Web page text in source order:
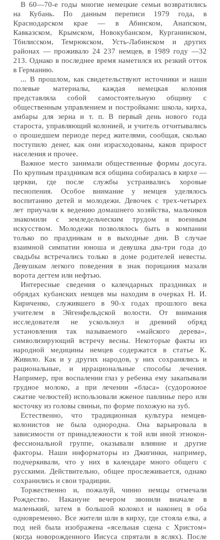
В 60—70-е годы многие немецкие семьи возвратились
на Кубань. По данным переписи 1979 года, в
Краснодарском крае — в Абинском, Анапском,
Кавказском, Крымском, Новокубанском, Курганинском,
Тбилисском, Темрюкском, Усть-Лабинском и других
районах — проживало 24 237 немцев, в 1989 году —32
213. Однако в последнее время наметился их резкий отток
в Германию.
... В прошлом, как свидетельствуют источники и наши
полевые материалы, каждая немецкая колония
представляла собой самостоятельную общину с
общественным управлением и постройками: школа, кирха,
амбары для зерна и т. п. В первый день нового года
староста, управляющий колонией, и учитель отчитывались
о прошедшем периоде перед жителями, сообщая, сколько
поступило денег, как они израсходованы, каков прирост
населения и прочее.
Важное место занимали общественные формы досуга.
По крупным праздникам вся община собиралась в кирхе —
церкви, где после службы устраивались хоровые
песнопения. Особое внимание у немцев уделялось
воспитанию детей и молодежи. Девочек с трех-четырех
лет приучали к ведению домашнего хозяйства, мальчиков
знакомили с земледельческим трудом и военным
искусством. Молодежи позволялось быть в компании
только по праздникам и в выходные дни. В случае
взаимной симпатии юноша и девушка два-три года до
свадьбы встречались только в доме родителей невесты.
Девушкам легкого поведения в знак порицания мазали
ворота дегтем или нефтью.
Интересные сведения о календарных праздниках и
обрядах кубанских немцев мы находим в очерках Н. И.
Кириченко, служившего в 90-х годах прошлого века
учителем в Эйгенфельдской волости. От внимания
исследователя не ускользнул и древний обряд
установления так называемого «майского дерева»,
символизирующий встречу весны. Некоторые факты из
народной медицины немцев содержатся в статье К.
Живило. Как и у других народов, у них сохранялись и
рациональные, и иррациональные способы лечения.
Например, при воспалении глаз у ребенка ему закапывали
грудное молоко, а при лечении «бласа» (судорожное
сжатие челюстей) использовали жженое павлинье перо или
косточку из головы свиньи, по форме похожую на зуб.
Естественно, что традиционная культура немцев-
колонистов не была однородна. Она варьировала в
зависимости от принадлежности к той или иной этнокон-
фессиональной группе, оказывали влияние и другие
факторы. Наши информаторы из Джигинки, например,
подчеркивали, что у них в календаре много общего с
русскими. Действительно, общее прослеживается, однако
сохранились и свои традиции.
Торжественно и, пожалуй, чинно немцы отмечали
Рождество. Накануне вечером звонили вначале в
маленький, затем в большой колокол и наконец в оба
одновременно. Все жители шли в кирху, где стояла елка, а
под ней была изображена «ясельная сцена с Христом»
(когда новорожденного Иисуса спрятали в яслях). После